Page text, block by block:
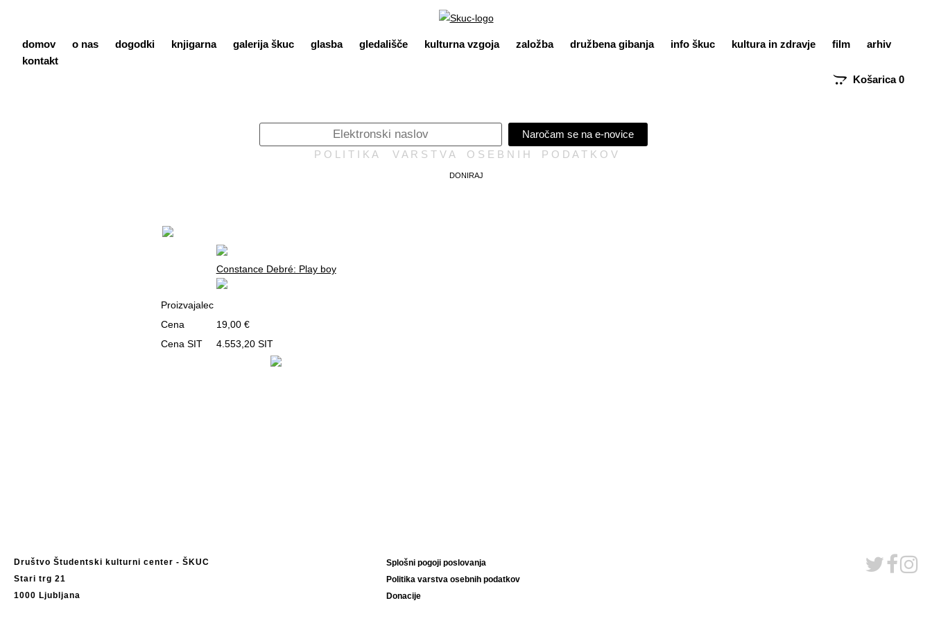
domov o nas dogodki knjigarna galerija škuc glasba gledališče kulturna vzgoja založba družbena gibanja info škuc kultura in zdravje film
arhiv
kontakt
Košarica0
Naročam se na e-novice
P O L I T I K A V A R S T V A O S E B N I H P O D A T K O V
DONIRAJ
Constance Debré: Play boy
Proizvajalec
Cena
19,00 €
Cena SIT
4.553,20 SIT
Društvo Študentski kulturni center - ŠKUC
Stari trg 21
1000 Ljubljana
Splošni pogoji poslovanja
Politika varstva osebnih podatkov
Donacije